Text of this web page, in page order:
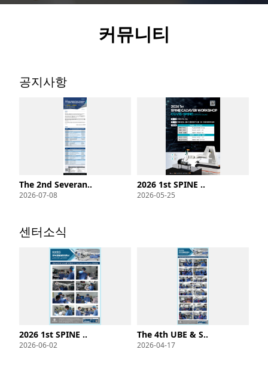
커뮤니티
공지사항
The 2nd Severan..
2026-07-08
2026 1st SPINE ..
2026-05-25
센터소식
2026 1st SPINE ..
2026-06-02
The 4th UBE & S..
2026-04-17